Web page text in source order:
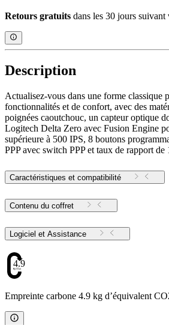
Retours gratuits dans les 30 jours suivant
Description
Actualisez-vous dans une forme classique
fonctionnalités et de confort, avec des
poignées caoutchouc, un capteur optique
Logitech Delta Zero avec Fusion Engine
supérieure à 500 IPS, 8 boutons
PPP avec switch PPP et taux de rapport de
Caractéristiques et compatibilité
Contenu du coffret
Logiciel et Assistance
4.9
Empreinte carbone 4.9 kg d’équivalent